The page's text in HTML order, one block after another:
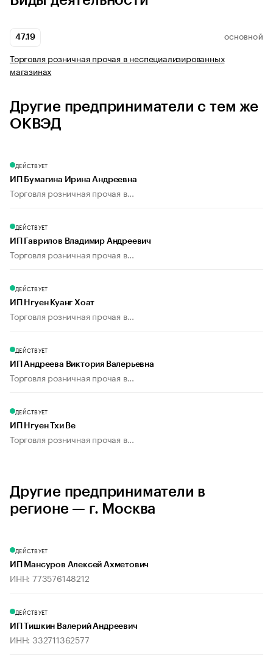
47.19 ОСНОВНОЙ
Торговля розничная прочая в неспециализированных
магазинах
Другие предприниматели с тем же
ОКВЭД
ДЕЙСТВУЕТ
ИП Бумагина Ирина Андреевна
Торговля розничная прочая в...
ДЕЙСТВУЕТ
ИП Гаврилов Владимир Андреевич
Торговля розничная прочая в...
ДЕЙСТВУЕТ
ИП Нгуен Куанг Хоат
Торговля розничная прочая в...
ДЕЙСТВУЕТ
ИП Андреева Виктория Валерьевна
Торговля розничная прочая в...
ДЕЙСТВУЕТ
ИП Нгуен Тхи Ве
Торговля розничная прочая в...
Другие предприниматели в
регионе — г. Москва
ДЕЙСТВУЕТ
ИП Мансуров Алексей Ахметович
ИНН: 773576148212
ДЕЙСТВУЕТ
ИП Тишкин Валерий Андреевич
ИНН: 332711362577